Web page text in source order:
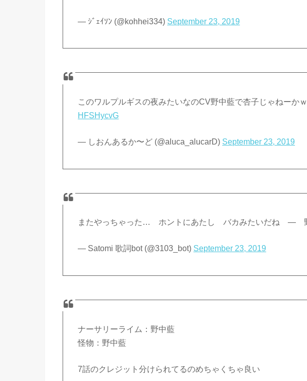
— ｼﾞｪｲｿﾝ (@kohhei334) September 23, 2019
このワルプルギスの夜みたいなのCV野中藍で杏子じゃね
HFSHycvG
— しおんあるか〜ど (@aluca_alucarD) September 23, 2019
またやっちゃった… ホントにあたし バカみたいだね ― 野
— Satomi 歌詞bot (@3103_bot) September 23, 2019
ナーサリーライム：野中藍
怪物：野中藍
7話のクレジット分けられてるのめちゃくちゃ良い